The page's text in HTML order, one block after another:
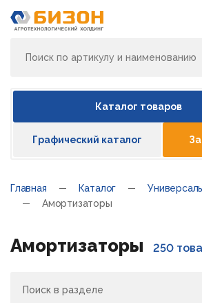
Каталог товаров
Графический каталог
Главная Каталог
Амортизаторы
Амортизаторы 250